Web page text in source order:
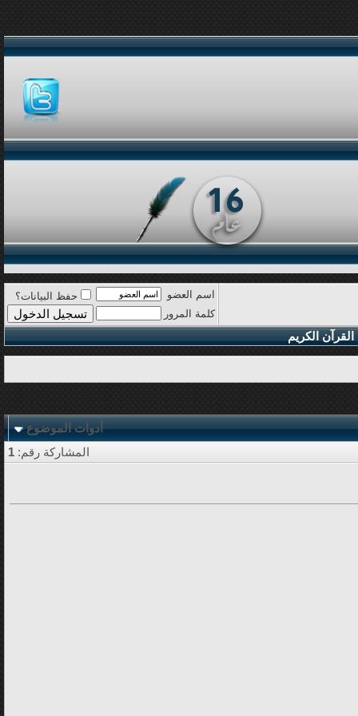
اسم العضو
حفظ البيانات؟
كلمة المرور
القرآن الكريم
أدوات الموضوع
المشاركة رقم: 1